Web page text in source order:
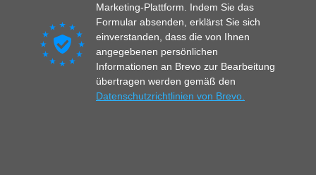
Marketing-Plattform. Indem Sie das
Formular absenden, erklärst Sie sich
einverstanden, dass die von Ihnen
angegebenen persönlichen
Informationen an Brevo zur Bearbeitung
übertragen werden gemäß den
Datenschutzrichtlinien von Brevo.